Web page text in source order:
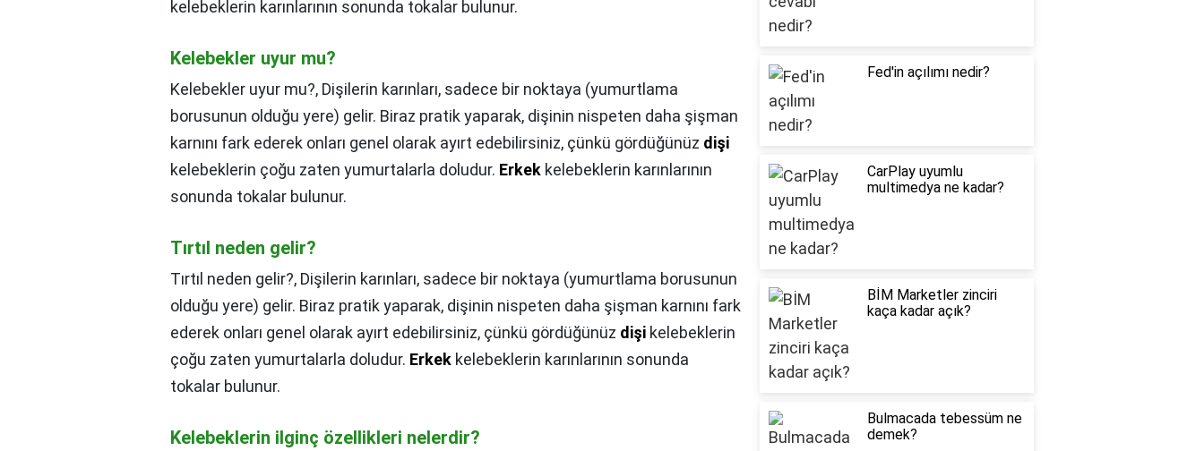
kelebeklerin karınlarının sonunda tokalar bulunur.
Kelebekler uyur mu?
Kelebekler uyur mu?, Dişilerin karınları, sadece bir noktaya (yumurtlama
borusunun olduğu yere) gelir. Biraz pratik yaparak, dişinin nispeten daha şişman
karnını fark ederek onları genel olarak ayırt edebilirsiniz, çünkü gördüğünüz dişi
kelebeklerin çoğu zaten yumurtalarla doludur. Erkek kelebeklerin karınlarının
sonunda tokalar bulunur.
Tırtıl neden gelir?
Tırtıl neden gelir?, Dişilerin karınları, sadece bir noktaya (yumurtlama borusunun
olduğu yere) gelir. Biraz pratik yaparak, dişinin nispeten daha şişman karnını fark
ederek onları genel olarak ayırt edebilirsiniz, çünkü gördüğünüz dişi kelebeklerin
çoğu zaten yumurtalarla doludur. Erkek kelebeklerin karınlarının sonunda
tokalar bulunur.
Kelebeklerin ilginç özellikleri nelerdir?
Fed'in açılımı nedir?
CarPlay uyumlu
multimedya ne kadar?
BİM Marketler zinciri
kaça kadar açık?
Bulmacada tebessüm ne
demek?